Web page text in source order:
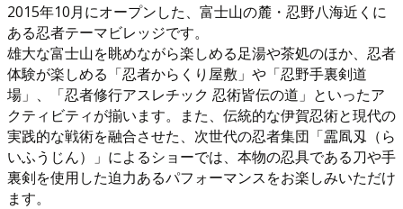
2015年10月にオープンした、富士山の麓・忍野八海近くに
ある忍者テーマビレッジです。
雄大な富士山を眺めながら楽しめる足湯や茶処のほか、忍者
体験が楽しめる「忍者からくり屋敷」や「忍野手裏剣道
場」、「忍者修行アスレチック 忍術皆伝の道」といったア
クティビティが揃います。また、伝統的な伊賀忍術と現代の
実践的な戦術を融合させた、次世代の忍者集団「靁凮刄（ら
いふうじん）」によるショーでは、本物の忍具である刀や手
裏剣を使用した迫力あるパフォーマンスをお楽しみいただけ
ます。